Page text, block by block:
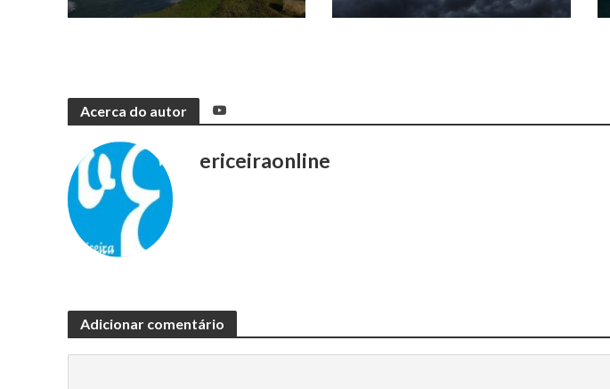
Acerca do autor
ericeiraonline
Adicionar comentário